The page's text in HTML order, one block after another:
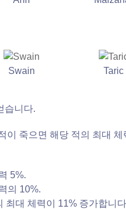
Swain Taric
습니다.
이 죽으면 해당 적의 최대 체
5%.
의 10%.
최대 체력이 11% 증가합니